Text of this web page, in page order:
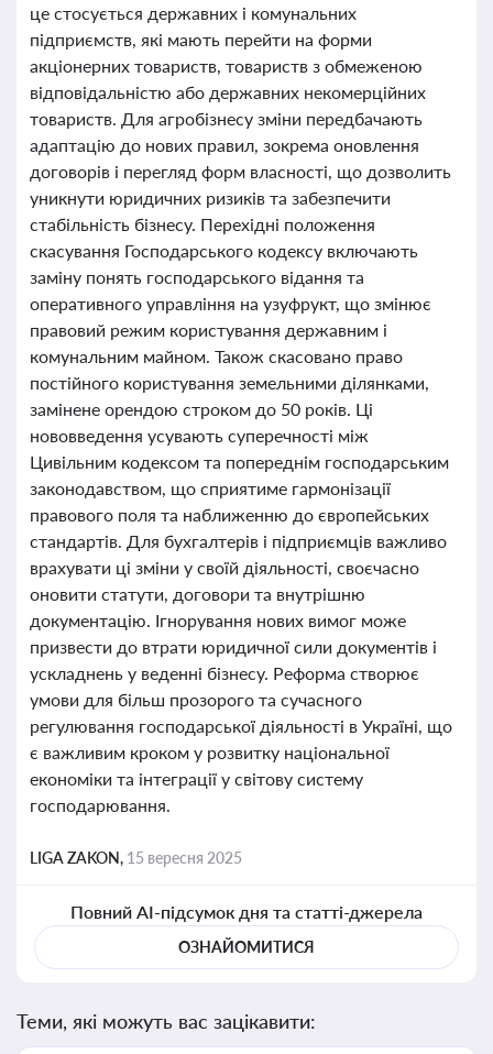
це стосується державних і комунальних
підприємств, які мають перейти на форми
акціонерних товариств, товариств з обмеженою
відповідальністю або державних некомерційних
товариств. Для агробізнесу зміни передбачають
адаптацію до нових правил, зокрема оновлення
договорів і перегляд форм власності, що дозволить
уникнути юридичних ризиків та забезпечити
стабільність бізнесу. Перехідні положення
скасування Господарського кодексу включають
заміну понять господарського відання та
оперативного управління на узуфрукт, що змінює
правовий режим користування державним і
комунальним майном. Також скасовано право
постійного користування земельними ділянками,
замінене орендою строком до 50 років. Ці
нововведення усувають суперечності між
Цивільним кодексом та попереднім господарським
законодавством, що сприятиме гармонізації
правового поля та наближенню до європейських
стандартів. Для бухгалтерів і підприємців важливо
врахувати ці зміни у своїй діяльності, своєчасно
оновити статути, договори та внутрішню
документацію. Ігнорування нових вимог може
призвести до втрати юридичної сили документів і
ускладнень у веденні бізнесу. Реформа створює
умови для більш прозорого та сучасного
регулювання господарської діяльності в Україні, що
є важливим кроком у розвитку національної
економіки та інтеграції у світову систему
господарювання.
LIGA ZAKON, 15 вересня 2025
Повний AI-підсумок дня та статті-джерела
ОЗНАЙОМИТИСЯ
Теми, які можуть вас зацікавити: